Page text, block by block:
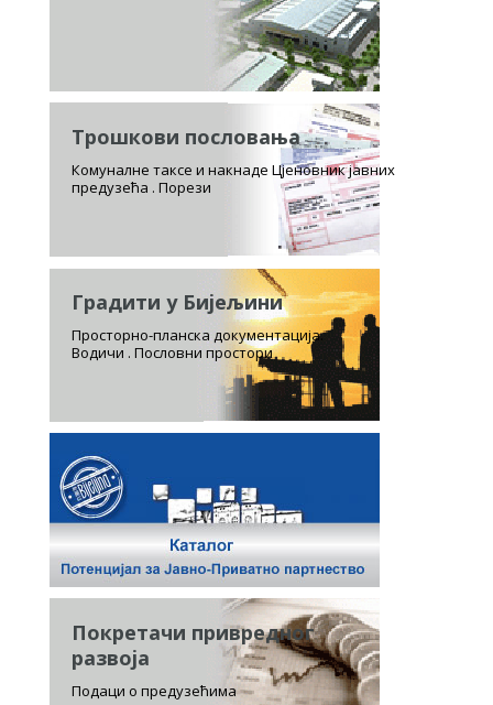
Трошкови пословања
Комуналне таксе и накнаде Цјеновник јавних
предузећа . Порези
Градити у Бијељини
Просторно-планска документација.
Водичи . Пословни простори
Покретачи привредног
развоја
Подаци о предузећима